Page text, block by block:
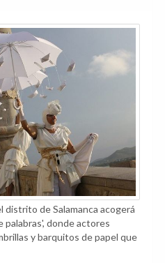
distrito de Salamanca acogerá
palabras', donde actores
y barquitos de papel que